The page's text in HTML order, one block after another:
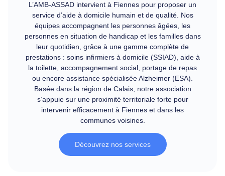
L’AMB-ASSAD intervient à Fiennes pour proposer un
service d’aide à domicile humain et de qualité. Nos
équipes accompagnent les personnes âgées, les
personnes en situation de handicap et les familles dans
leur quotidien, grâce à une gamme complète de
prestations : soins infirmiers à domicile (SSIAD), aide à
la toilette, accompagnement social, portage de repas
ou encore assistance spécialisée Alzheimer (ESA).
Basée dans la région de Calais, notre association
s’appuie sur une proximité territoriale forte pour
intervenir efficacement à Fiennes et dans les
communes voisines.
Découvrez nos services